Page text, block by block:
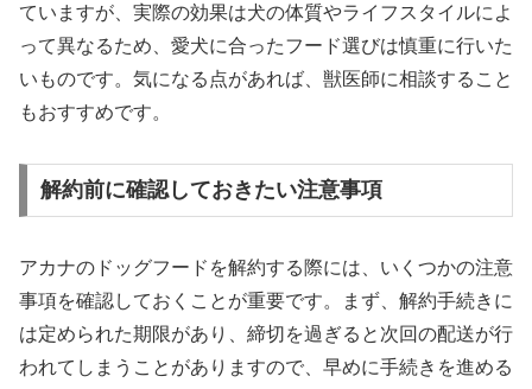
ていますが、実際の効果は犬の体質やライフスタイルによ
って異なるため、愛犬に合ったフード選びは慎重に行いた
いものです。気になる点があれば、獣医師に相談すること
もおすすめです。
解約前に確認しておきたい注意事項
アカナのドッグフードを解約する際には、いくつかの注意
事項を確認しておくことが重要です。まず、解約手続きに
は定められた期限があり、締切を過ぎると次回の配送が行
われてしまうことがありますので、早めに手続きを進める